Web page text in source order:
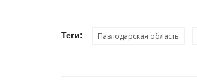
Теги: Павлодарская область